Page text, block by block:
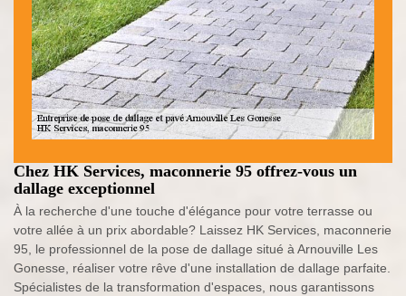
Chez HK Services, maconnerie 95 offrez-vous un
dallage exceptionnel
À la recherche d'une touche d'élégance pour votre terrasse ou
votre allée à un prix abordable? Laissez HK Services, maconnerie
95, le professionnel de la pose de dallage situé à Arnouville Les
Gonesse, réaliser votre rêve d'une installation de dallage parfaite.
Spécialistes de la transformation d'espaces, nous garantissons